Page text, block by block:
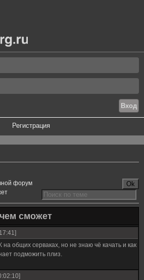
Регистрация
форум
сможет
на общих серваках, но не знаю чё качать и как
подможить плиз.